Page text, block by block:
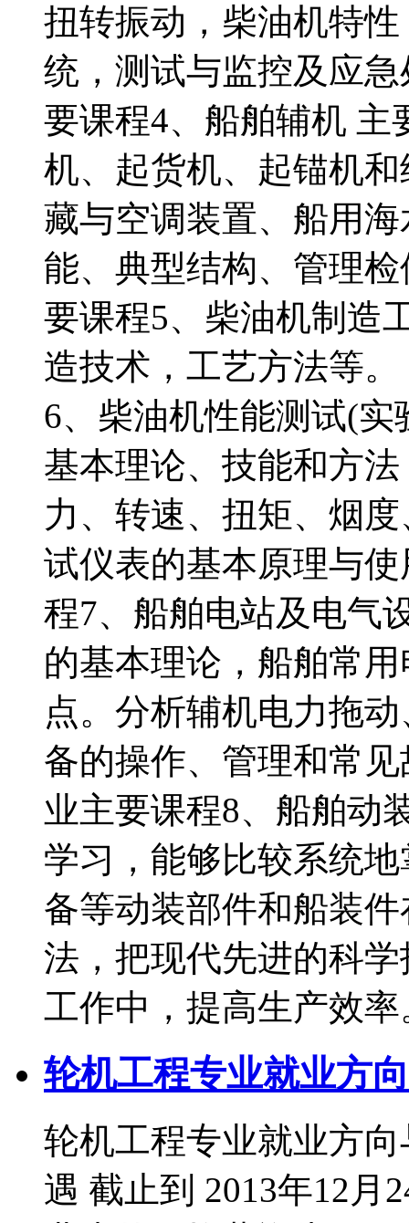
扭转振动，柴油机特
统，测试与监控及应
要课程4、船舶辅机 主
机、起货机、起锚机
藏与空调装置、船用
能、典型结构、管理
要课程5、柴油机制造
造技术，工艺方法等
6、柴油机性能测试(
基本理论、技能和方
力、转速、扭矩、烟
试仪表的基本原理与
程7、船舶电站及电气
的基本理论，船舶常
点。分析辅机电力拖
备的操作、管理和常
业主要课程8、船舶动
学习，能够比较系统
备等动装部件和船装
法，把现代先进的科
工作中，提高生产效
轮机工程专业就业方
轮机工程专业就业方
遇 截止到 2013年12月